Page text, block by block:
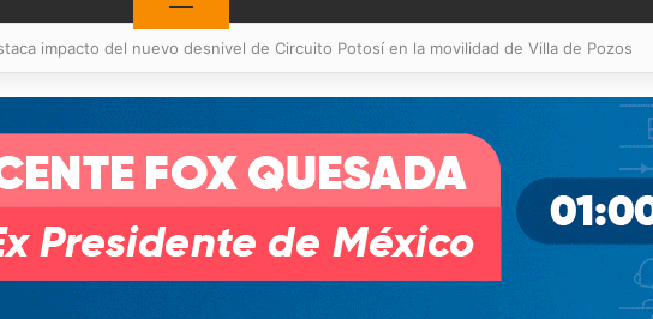
reducción del 50 % en incendios forestales y de pastizales